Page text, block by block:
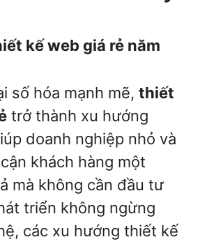
kế web giá rẻ năm
số hóa mạnh mẽ, thiết
trở thành xu hướng
doanh nghiệp nhỏ và
khách hàng một
mà không cần đầu tư
triển không ngừng
các xu hướng thiết kế